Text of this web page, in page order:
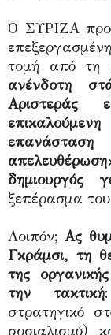
Ο ΣΥΡΙΖΑ
τομή από τη
ανένδοτη
Αριστεράς
δημιουργός
ξεπέρασμα
Λοιπόν;Ας
Γκράμσι, τη
της
την τακτική
στρατηγικό
σοσιαλισμό)